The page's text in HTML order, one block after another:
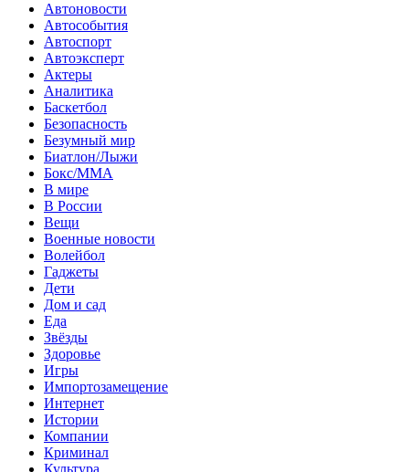
Автоновости
Автособытия
Автоспорт
Автоэксперт
Актеры
Аналитика
Баскетбол
Безопасность
Безумный мир
Биатлон/Лыжи
Бокс/MMA
В мире
В России
Вещи
Военные новости
Волейбол
Гаджеты
Дети
Дом и сад
Еда
Звёзды
Здоровье
Игры
Импортозамещение
Интернет
Истории
Компании
Криминал